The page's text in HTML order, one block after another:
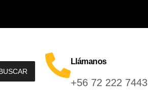
Llámanos
+56 72 222 7443